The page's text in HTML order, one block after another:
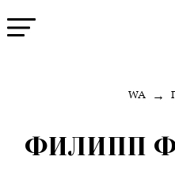
WA →
ФИЛИПП